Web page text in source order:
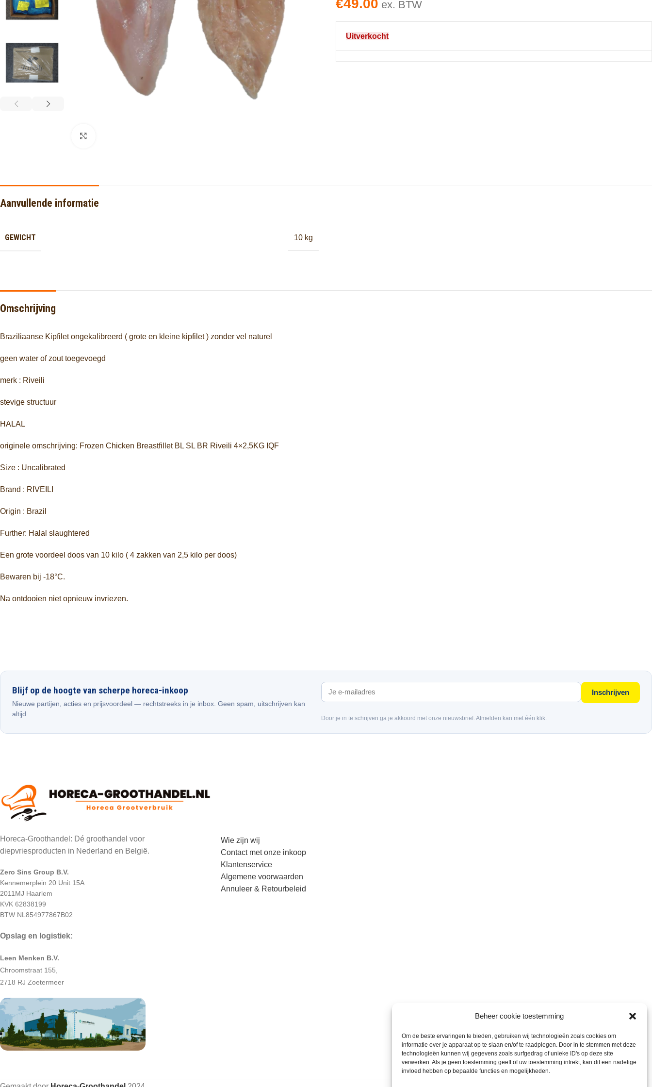
Beheer cookie toestemming
Om de beste ervaringen te bieden, gebruiken wij technologieën zoals cookies om
informatie over je apparaat op te slaan en/of te raadplegen. Door in te stemmen met deze
technologieën kunnen wij gegevens zoals surfgedrag of unieke ID's op deze site
verwerken. Als je geen toestemming geeft of uw toestemming intrekt, kan dit een nadelige
invloed hebben op bepaalde functies en mogelijkheden.
€49.00 ex. BTW
Uitverkocht
Aanvullende informatie
GEWICHT 10 kg
Omschrijving
Braziliaanse Kipfilet ongekalibreerd ( grote en kleine kipfilet ) zonder vel naturel
geen water of zout toegevoegd
merk : Riveili
stevige structuur
HALAL
originele omschrijving: Frozen Chicken Breastfillet BL SL BR Riveili 4×2,5KG IQF
Size : Uncalibrated
Brand : RIVEILI
Origin : Brazil
Further: Halal slaughtered
Een grote voordeel doos van 10 kilo ( 4 zakken van 2,5 kilo per doos)
Bewaren bij -18°C.
Na ontdooien niet opnieuw invriezen.
Blijf op de hoogte van scherpe horeca-inkoop
Nieuwe partijen, acties en prijsvoordeel — rechtstreeks in je inbox. Geen spam, uitschrijven kan
altijd.
Inschrijven
Door je in te schrijven ga je akkoord met onze nieuwsbrief. Afmelden kan met één klik.
Horeca-Groothandel: Dé groothandel voor
diepvriesproducten in Nederland en België.
Zero Sins Group B.V.
Kennemerplein 20 Unit 15A
2011MJ Haarlem
KVK 62838199
BTW NL854977867B02
Opslag en logistiek:
Leen Menken B.V.
Chroomstraat 155,
2718 RJ Zoetermeer
Wie zijn wij
Contact met onze inkoop
Klantenservice
Algemene voorwaarden
Annuleer & Retourbeleid